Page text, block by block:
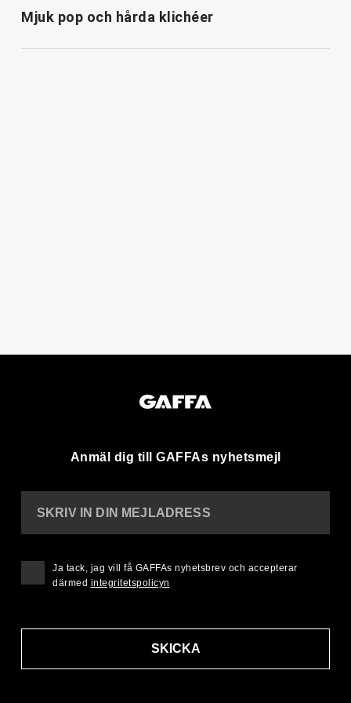
Mjuk pop och hårda klichéer
Anmäl dig till GAFFAs nyhetsmejl
SKRIV IN DIN MEJLADRESS
SKICKA
Ja tack, jag vill få GAFFAs nyhetsbrev och accepterar
därmed integritetspolicyn